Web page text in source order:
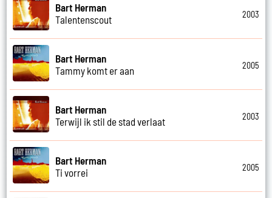
Bart Herman
Talentenscout
2003
Bart Herman
Tammy komt er aan
2005
Bart Herman
Terwijl ik stil de stad verlaat
2003
Bart Herman
Ti vorrei
2005